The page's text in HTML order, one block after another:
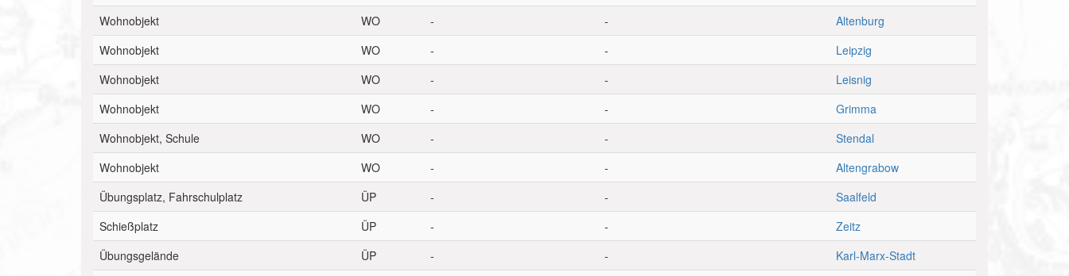
Wohnobjekt
WO - -
Altenburg
Wohnobjekt
WO - -
Leipzig
Wohnobjekt
WO - -
Leisnig
Wohnobjekt
WO - -
Grimma
Wohnobjekt, Schule
WO - -
Stendal
Wohnobjekt
WO - -
Altengrabow
Übungsplatz, Fahrschulplatz
ÜP - -
Saalfeld
Schießplatz
ÜP - -
Zeitz
Übungsgelände
ÜP - -
Karl-Marx-Stadt